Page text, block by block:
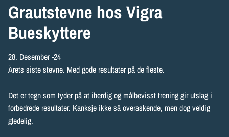
Grautstevne hos Vigra
Bueskyttere
28. Desember -24
Årets siste stevne. Med gode resultater på de fleste.
Det er tegn som tyder på at iherdig og målbevisst trening gir utslag i
forbedrede resultater. Kanksje ikke så overaskende, men dog veldig
gledelig.